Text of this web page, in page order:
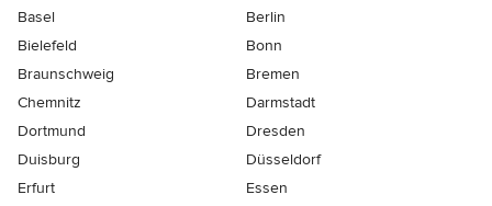
Basel
Berlin
Bielefeld
Bonn
Braunschweig
Bremen
Chemnitz
Darmstadt
Dortmund
Dresden
Duisburg
Düsseldorf
Erfurt
Essen